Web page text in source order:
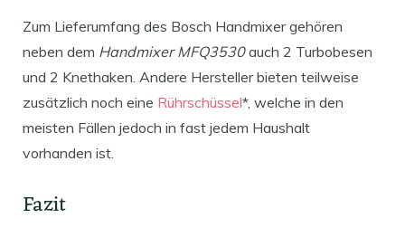
Zum Lieferumfang des Bosch Handmixer gehören
neben dem Handmixer MFQ3530auch 2 Turbobesen
und 2 Knethaken. Andere Hersteller bieten teilweise
zusätzlich noch eine Rührschüssel*, welche in den
meisten Fällen jedoch in fast jedem Haushalt
vorhanden ist.
Fazit